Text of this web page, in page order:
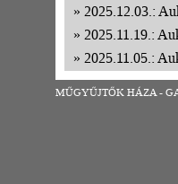
2025.12.03.:
2025.11.19.:
2025.11.05.:
2025.10.22.:
MŰGYŰJTŐK HÁZA -